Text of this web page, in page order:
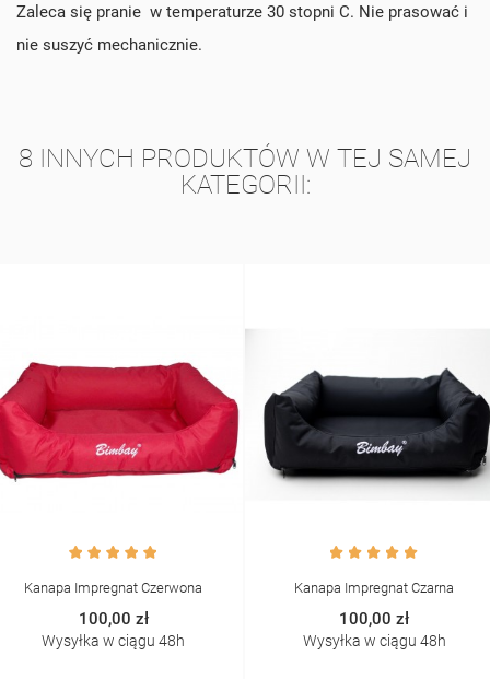
Zaleca się pranie w temperaturze 30 stopni C. Nie prasować i
nie suszyć mechanicznie.
8 INNYCH PRODUKTÓW W TEJ SAMEJ
KATEGORII:
Kanapa Impregnat Czerwona
100,00 zł
Wysyłka w ciągu 48h
Kanapa Impregnat Czarna
100,00 zł
Wysyłka w ciągu 48h